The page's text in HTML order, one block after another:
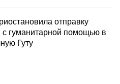
отправку
с гуманитарной помощью в
Гуту